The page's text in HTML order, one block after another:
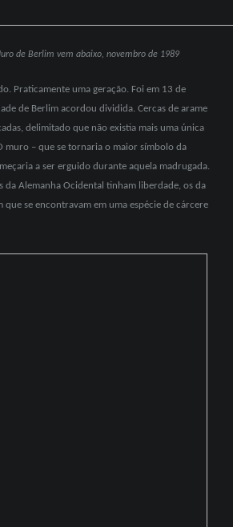
de Berlim vem abaixo, novembro de 1989
Praticamente uma geração. Foi em 13 de
de Berlim acordou dividida. Cercas de arame
delimitado que não existia mais uma única
muro – que se tornaria o maior símbolo da
a ser erguido durante aquela madrugada.
da Alemanha Ocidental tinham liberdade, os da
se encontravam em uma espécie de cárcere